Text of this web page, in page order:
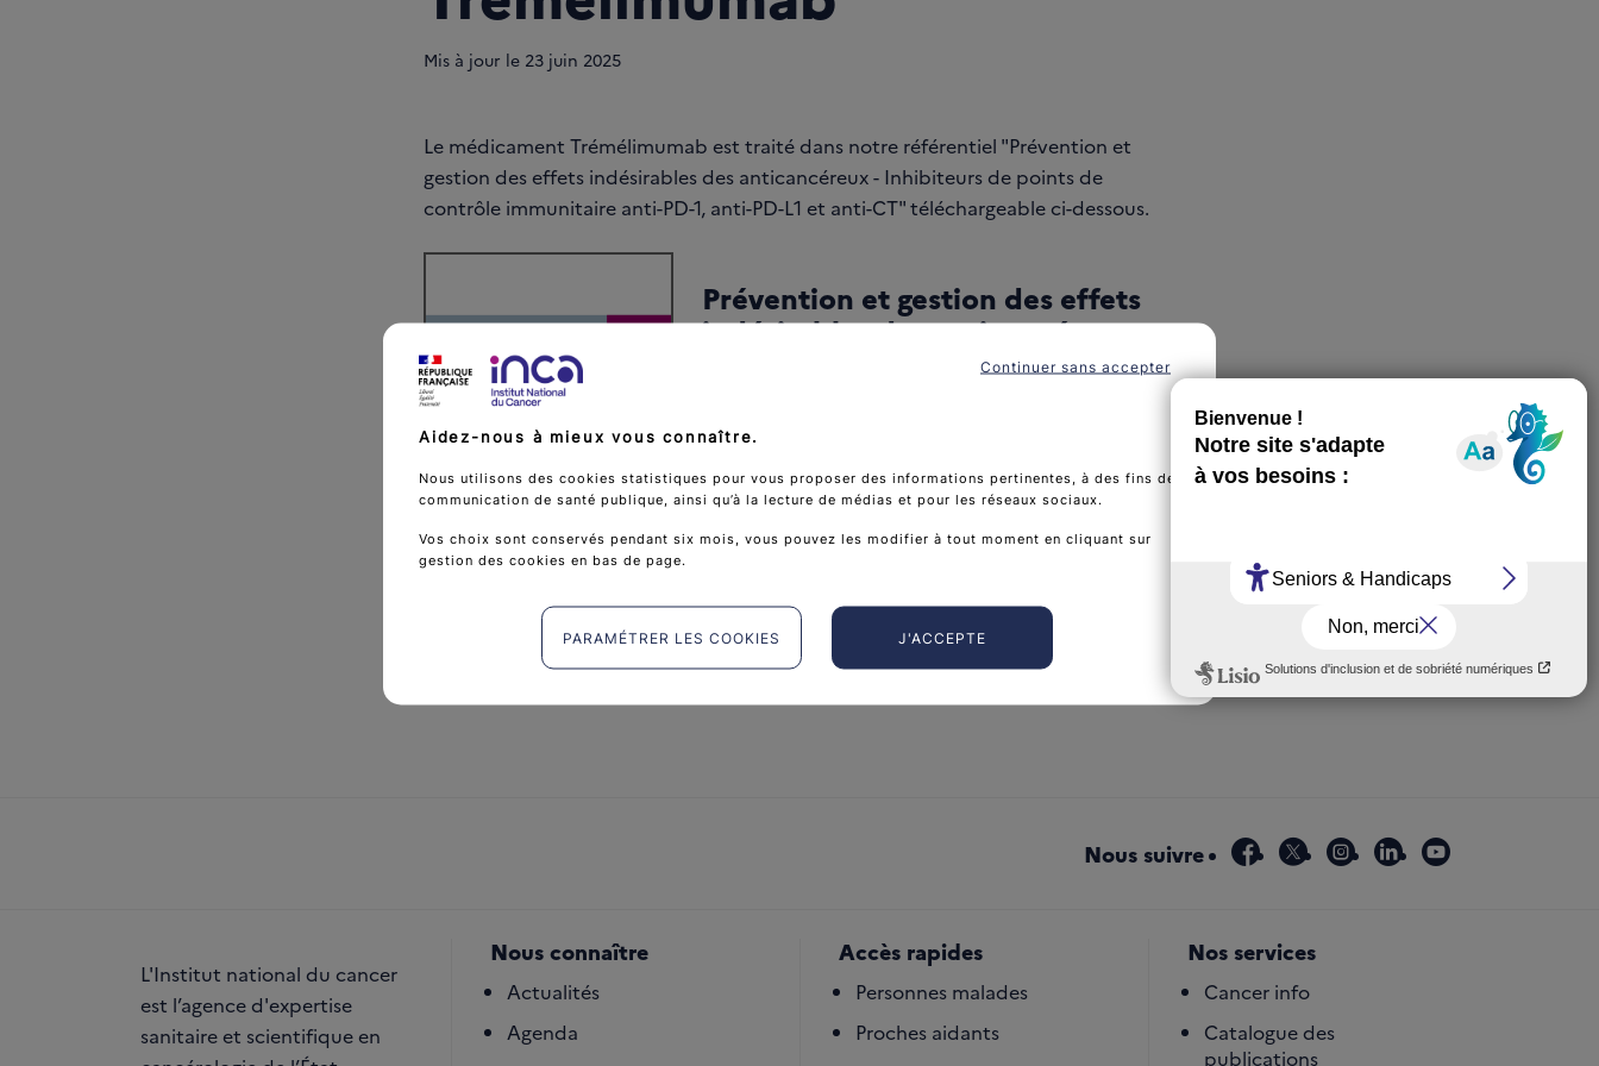
Mis à jour le 23juin 2025
Le médicament Trémélimumab est traité dans notre référentiel "Prévention et
gestion des effets indésirables des anticancéreux - Inhibiteurs de points de
contrôle immunitaire anti-PD-1, anti-PD-L1 et anti-CT" téléchargeable ci-dessous.
Prévention et gestion des effets
indésirables des anticancéreux -
Inhibiteurs de points de
anti-PD-L1 et anti-CTLA-4
Télécharger Référentiel effets indésirables - Inhibiteurs de points de
Nous suivre facebook
x instagram
linkedinyoutube
L'Institut national du cancer
est l’agence d'expertise
sanitaire et scientifique en
Nous connaître
Actualités
Agenda
Accès rapides
Personnes malades
Proches aidants
Nos services
Cancer info
Catalogue des
publications
Aidez-nous à mieux vous connaître.
Nous utilisons des cookies statistiques pour vous proposer des informations pertinentes, à des fins de
communication de santé publique, ainsi qu’à la lecture de médias et pour les réseaux sociaux.
Vos choix sont conservés pendant six mois, vous pouvez les modifier à tout moment en cliquant sur
gestion des cookies en bas de page.
J'ACCEPTE
PARAMÉTRER LES COOKIES
Continuer sans accepter